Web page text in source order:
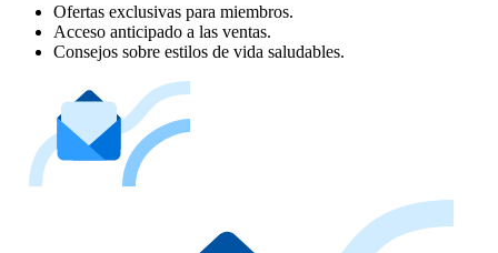
Ofertas exclusivas para miembros.
Acceso anticipado a las ventas.
Consejos sobre estilos de vida saludables.